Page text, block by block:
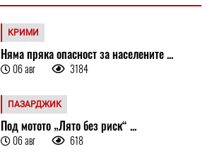
КРИМИ
Няма пряка опасност за населените ...
06 авг 3184
ПАЗАРДЖИК
Под мотото „Лято без риск“ ...
06 авг 618